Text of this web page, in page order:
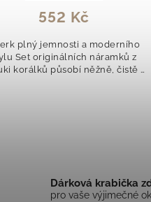
552 Kč
plný jemnosti a moderního
Set originálních náramků z
korálků působí něžně, čistě a
Dárková krabička
pro vaše výjimečné